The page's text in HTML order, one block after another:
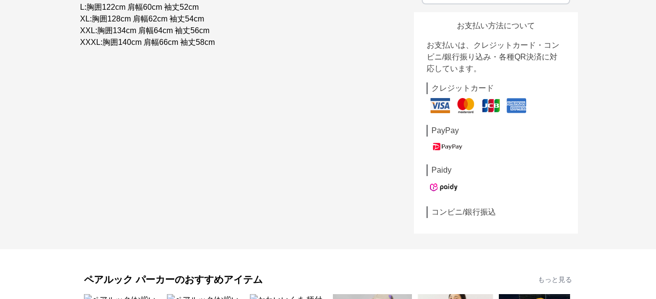
L:胸囲122cm 肩幅60cm 袖丈52cm
XL:胸囲128cm 肩幅62cm 袖丈54cm
XXL:胸囲134cm 肩幅64cm 袖丈56cm
XXXL:胸囲140cm 肩幅66cm 袖丈58cm
お支払い方法について
お支払いは、クレジットカード・コン
ビニ/銀行振り込み・各種QR決済に対
応しています。
クレジットカード
PayPay
Paidy
コンビニ/銀行振込
ペアルック パーカーのおすすめアイテム もっと見る